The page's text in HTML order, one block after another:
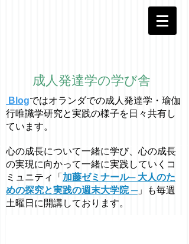
成人発達学の学び舎
Blogではオラ ンダでの成人発達学・ 瑜伽
行唯識学研究と実践の様子を日々共有し
ています。
心の成長について一緒に学び、心の成長
の実現に向かって一緒に実践していくコ
ミュニティ「 加藤ゼミナール─ 大人のた
めの探究と実践の週末大学院 ─」も毎週
土曜日に開講しております。